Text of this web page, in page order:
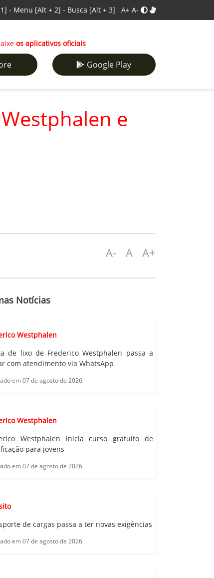
- Menu [Alt + 2] - Busca [Alt + 3] A+ A-
os aplicativos oficiais
Google Play
e
A- A A+
Notícias
Westphalen
de lixo de Frederico Westphalen passa a
com atendimento via WhatsApp
em 07 de agosto de 2026
Westphalen
Westphalen inicia curso gratuito de
para jovens
em 07 de agosto de 2026
de cargas passa a ter novas exigências
em 07 de agosto de 2026